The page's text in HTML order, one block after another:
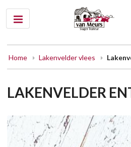
Home Lakenvelder vlees
LAKENVELDER